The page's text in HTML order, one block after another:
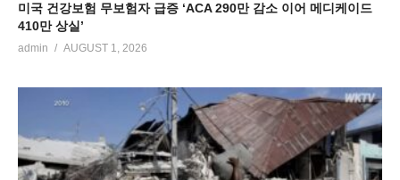
미국 건강보험 무보험자 급증 ‘ACA 290만 감소 이어 메디케이드
410만 상실’
admin AUGUST 1, 2026